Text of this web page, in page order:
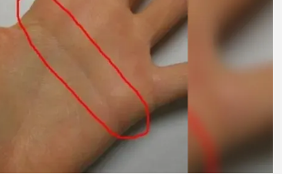
Hey! Say! JUMP伊野尾慧、ドラマ『家政
夫のミタゾノ』に出演中でも実際は「僕が
家政婦を雇いたいくらい」
週刊女性2025年3月18日号
今週発売『週刊女性』3/18号の表紙と中身
週刊女性本誌からのお知らせ